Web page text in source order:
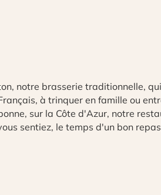
notre brasserie traditionnelle,
à trinquer en famille ou
sur la Côte d'Azur, notre
sentiez, le temps d'un bon